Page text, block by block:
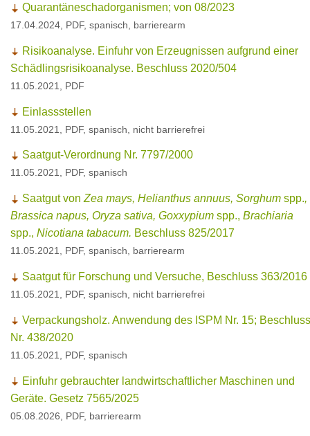
Quarantäneschadorganismen; von 08/2023
17.04.2024, PDF, spanisch, barrierearm
Risikoanalyse. Einfuhr von Erzeugnissen aufgrund einer
Schädlingsrisikoanalyse. Beschluss 2020/504
11.05.2021, PDF
Einlassstellen
11.05.2021, PDF, spanisch, nicht barrierefrei
Saatgut-Verordnung Nr. 7797/2000
11.05.2021, PDF, spanisch
Saatgut von Zea mays, Helianthus annuus, Sorghum spp.,
Brassica napus, Oryza sativa, Goxxypium spp., Brachiaria
spp., Nicotiana tabacum. Beschluss 825/2017
11.05.2021, PDF, spanisch, barrierearm
Saatgut für Forschung und Versuche, Beschluss 363/2016
11.05.2021, PDF, spanisch, nicht barrierefrei
Verpackungsholz. Anwendung des ISPM Nr. 15; Beschluss
Nr. 438/2020
11.05.2021, PDF, spanisch
Einfuhr gebrauchter landwirtschaftlicher Maschinen und
Geräte. Gesetz 7565/2025
05.08.2026, PDF, barrierearm